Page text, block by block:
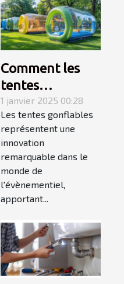
Comment les
tentes
gonflables
transforment
l'impact visuel
des évènements
1 janvier 2025 00:28
Les tentes gonflables
représentent une
innovation
remarquable dans le
monde de
l'évènementiel,
apportant...